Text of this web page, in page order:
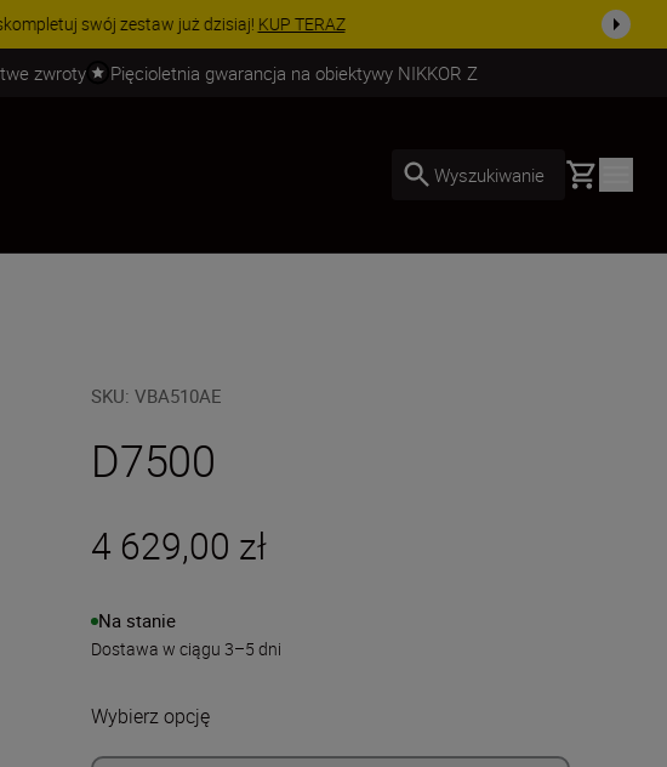
swój zestaw już dzisiaj!KUP TERAZ
zwroty Pięcioletnia gwarancja na obiektywy NIKKOR Z
Wyszukiwanie Basket
SKU:VBA510AE
D7500
4 629,00 zł
Na stanie
Dostawa w ciągu 3–5 dni
Wybierz opcję